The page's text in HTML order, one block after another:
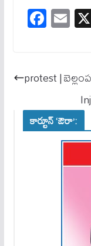
Fa
ce
ok
E
m
protest |
కార్టూన్ ‘ఔరా’: